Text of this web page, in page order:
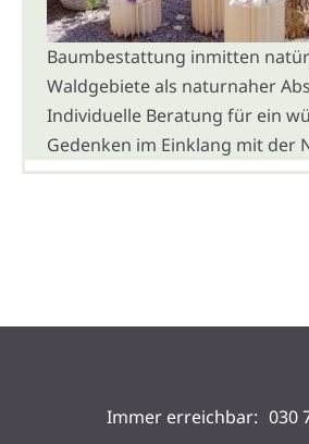
Baumbestattung inmitten
Waldgebiete als naturnaher
Individuelle Beratung für ein
Gedenken im Einklang mit der
Unsere
Immer erreichbar: 030